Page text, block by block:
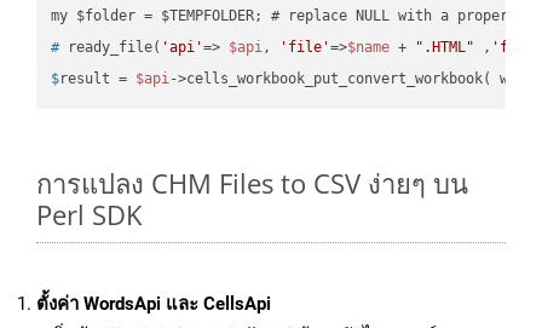
# ready_file( 'api'=> $api, 'file'=>$name + ".HTML" ,
$result = $api->cells_workbook_put_convert_workbook(
การแปลง CHM Files to CSV ง่ายๆ บน
Perl SDK
ตั้งค่า WordsApi และ CellsApi